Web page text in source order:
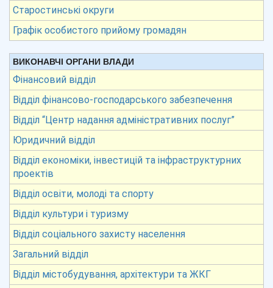
Старостинські округи
Графік особистого прийому громадян
ВИКОНАВЧІ ОРГАНИ ВЛАДИ
Фінансовий відділ
Відділ фінансово-господарського забезпечення
Відділ “Центр надання адміністративних послуг”
Юридичний відділ
Відділ економіки, інвестицій та інфраструктурних
проектів
Відділ освіти, молоді та спорту
Відділ культури і туризму
Відділ соціального захисту населення
Загальний відділ
Відділ містобудування, архітектури та ЖКГ